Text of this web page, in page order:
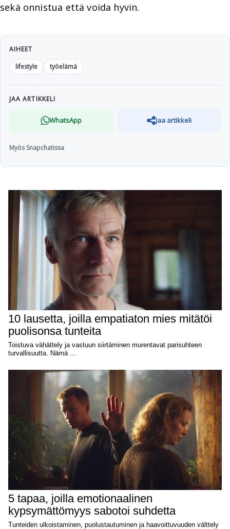
sekä onnistua että voida hyvin.
AIHEET
lifestyle
työelämä
JAA ARTIKKELI
WhatsApp Jaa artikkeli
Myös Snapchatissa